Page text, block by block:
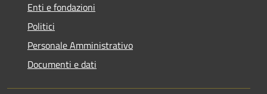
Enti e fondazioni
Politici
Personale Amministrativo
Documenti e dati